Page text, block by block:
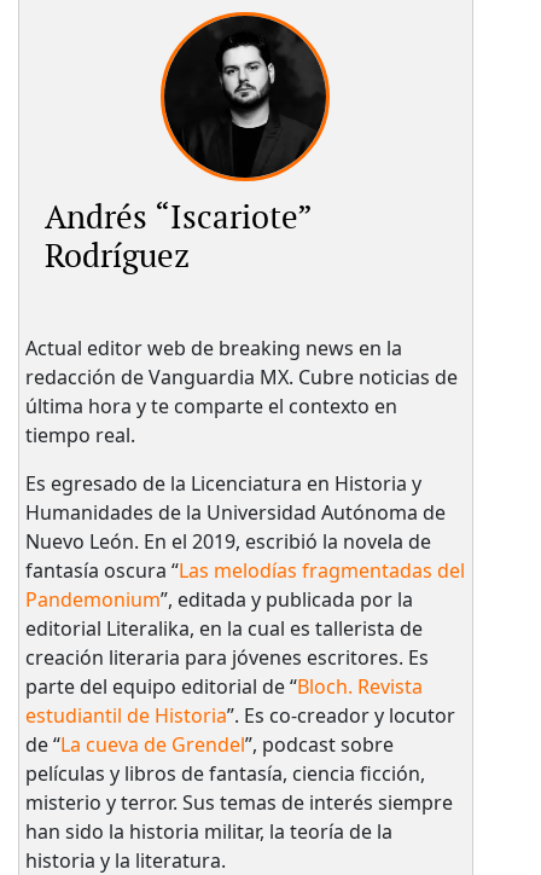
Andrés “Iscariote”
Rodríguez
Actual editor web de breaking news en la
redacción de Vanguardia MX. Cubre noticias de
última hora y te comparte el contexto en
tiempo real.
Es egresado de la Licenciatura en Historia y
Humanidades de la Universidad Autónoma de
Nuevo León. En el 2019, escribió la novela de
fantasía oscura “Las melodías fragmentadas del
Pandemonium”, editada y publicada por la
editorial Literalika, en la cual es tallerista de
creación literaria para jóvenes escritores. Es
parte del equipo editorial de “Bloch. Revista
estudiantil de Historia”. Es co-creador y locutor
de “La cueva de Grendel”, podcast sobre
películas y libros de fantasía, ciencia ficción,
misterio y terror. Sus temas de interés siempre
han sido la historia militar, la teoría de la
historia y la literatura.